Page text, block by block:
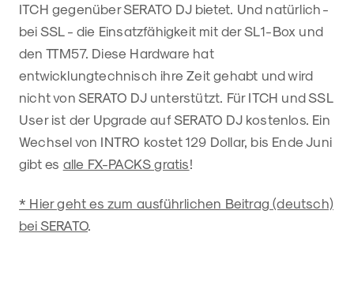
ITCH gegenüber SERATO DJ bietet. Und natürlich -
bei SSL - die Einsatzfähigkeit mit der SL1-Box und
den TTM57. Diese Hardware hat
entwicklungtechnisch ihre Zeit gehabt und wird
nicht von SERATO DJ unterstützt. Für ITCH und SSL
User ist der Upgrade auf SERATO DJ kostenlos. Ein
Wechsel von INTRO kostet 129 Dollar, bis Ende Juni
gibt es alle FX-PACKS gratis!
* Hier geht es zum ausführlichen Beitrag (deutsch)
bei SERATO.